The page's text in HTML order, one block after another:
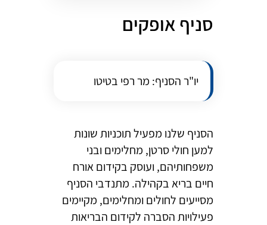
סניף אופקים
יו"ר הסניף: מר רפי בטיטו
הסניף שלנו מפעיל תוכניות שונות
למען חולי סרטן, מחלימים ובני
משפחותיהם, ועוסק בקידום אורח
חיים בריא בקהילה. מתנדבי הסניף
מסייעים לחולים ומחלימים, מקיימים
פעילויות הסברה לקידום הבריאות